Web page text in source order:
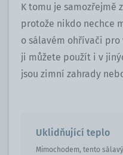
K tomu je samozřejmě
protože nikdo nechce
o sálavém ohřívači pro
ji můžete použít i v
jsou zimní zahrady
Uklidňující teplo
Mimochodem, tento